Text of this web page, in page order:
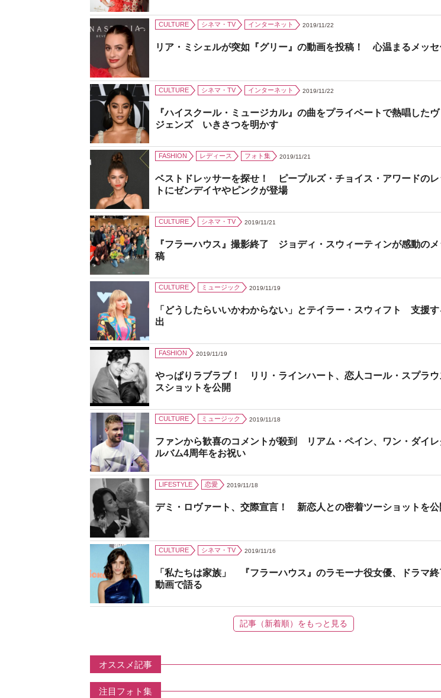
CULTURE シネマ・TV インターネット 2019/11/22
リア・ミシェルが突如『グリー』の動画を投稿！ 心温まるメッセ
CULTURE シネマ・TV インターネット 2019/11/22
『ハイスクール・ミュージカル』の曲をプライベートで熱唱した
ジェンズ いきさつを明かす
FASHION レディース フォト集 2019/11/21
ベストドレッサーを探せ！ ピープルズ・チョイス・アワードのレ
トにゼンデイヤやピンクが登場
CULTURE シネマ・TV 2019/11/21
『フラーハウス』撮影終了 ジョディ・スウィーティンが感動の
稿
CULTURE ミュージック 2019/11/19
「どうしたらいいかわからない」とテイラー・スウィフト 支援
出
FASHION 2019/11/19
やっぱりラブラブ！ リリ・ラインハート、恋人コール・スプラウ
スショットを公開
CULTURE ミュージック 2019/11/18
ファンから歓喜のコメントが殺到 リアム・ペイン、ワン・ダイ
ルバム4周年をお祝い
LIFESTYLE 恋愛 2019/11/18
デミ・ロヴァート、交際宣言！ 新恋人との密着ツーショットを公
CULTURE シネマ・TV 2019/11/16
「私たちは家族」 『フラーハウス』のラモーナ役女優、ドラマ
動画で語る
記事（新着順）をもっと見る
オススメ記事
注目フォト集